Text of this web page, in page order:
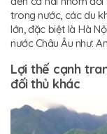
trong nước, các du
lớn, đặc biệt là Hà
nước Châu Âu như:
Lợi thế cạnh
đối thủ khác